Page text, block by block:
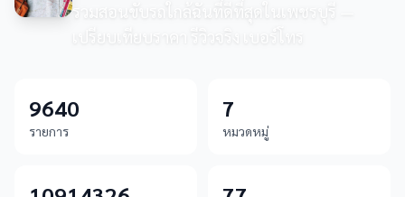
รวมสอนขับรถใกล้ฉันที่ดีที่สุดในเพชรบุรี —
เปรียบเทียบราคา รีวิวจริง เบอร์โทร
9640
รายการ
7
หมวดหมู่